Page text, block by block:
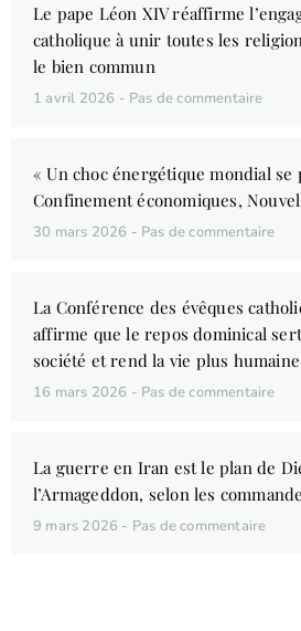
Le pape Léon XIV réaffirme
catholique à unir toutes les
le bien commun
1 avril 2026 Pas de commentaire
« Un choc énergétique mondial se
Confinement économiques,
30 mars 2026 Pas de commentaire
La Conférence des évêques
affirme que le repos dominical
société et rend la vie plus humaine
16 mars 2026 Pas de commentaire
La guerre en Iran est le plan de
l’Armageddon, selon les
9 mars 2026 Pas de commentaire